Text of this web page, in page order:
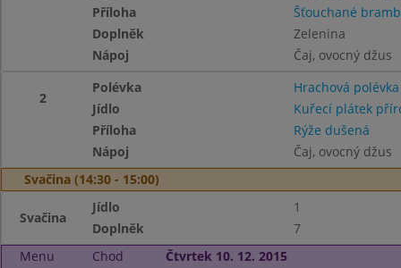
Příloha
Šťouchané
Doplněk
Zelenina
Nápoj
Čaj, ovocný džus
2
Polévka
Hrachová polévka
Jídlo
Kuřecí plátek
Příloha
Rýže dušená
Nápoj
Čaj, ovocný džus
Svačina (14:30 - 15:00)
Svačina
Jídlo
1
Doplněk
7
Menu
Chod
Čtvrtek 10. 12. 2015